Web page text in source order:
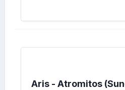
Aris - Atromitos